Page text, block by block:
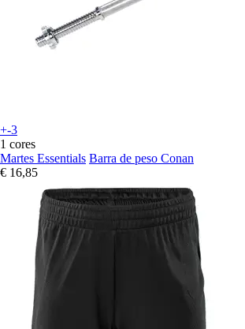
+-3
1 cores
Martes Essentials Barra de peso Conan
€ 16,85